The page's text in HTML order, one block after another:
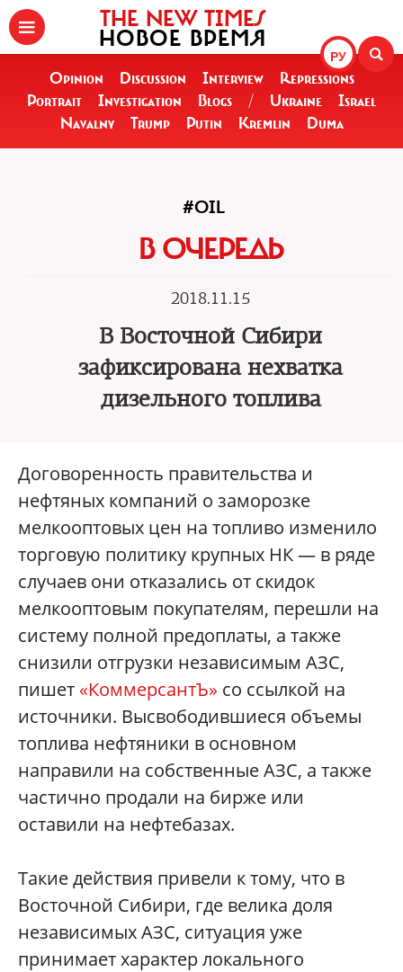
РУ
THE NEW TIMES
НОВОЕ ВРЕМЯ
Opinion Discussion Interview
Repressions
Portrait
Investigation Blogs / Ukraine
Israel
Navalny
Trump Putin Kremlin Duma
#OIL
В ОЧЕРЕДЬ
2018.11.15
В Восточной Сибири
зафиксирована нехватка
дизельного топлива
Договоренность правительства и
нефтяных компаний о заморозке
мелкооптовых цен на топливо изменило
торговую политику крупных НК — в ряде
случаев они отказались от скидок
мелкооптовым покупателям, перешли на
систему полной предоплаты, а также
снизили отгрузки независимым АЗС,
пишет «КоммерсантЪ» со ссылкой на
источники. Высвободившиеся объемы
топлива нефтяники в основном
направили на собственные АЗС, а также
частично продали на бирже или
оставили на нефтебазах.
Такие действия привели к тому, что в
Восточной Сибири, где велика доля
независимых АЗС, ситуация уже
принимает характер локального